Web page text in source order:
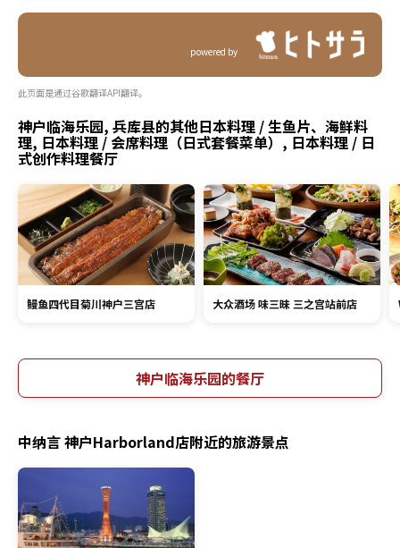
powered by
此页面是通过谷歌翻译API翻译。
神户临海乐园, 兵库县的其他日本料理 / 生鱼片、海鲜料
理, 日本料理 / 会席料理（日式套餐菜单）, 日本料理 / 日
式创作料理餐厅
鳗鱼四代目菊川神户三宫店 大众酒场 味三昧 三之宫站前店
神户临海乐园的餐厅
中纳言 神户Harborland店附近的旅游景点